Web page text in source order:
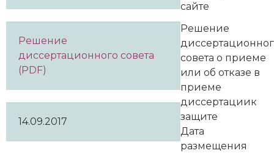
сайте
Решение
диссертационного совета
(PDF)
Решение
совета о приеме
или об отказе в
приеме
диссертациик
защите
14.09.2017
Дата
размещения